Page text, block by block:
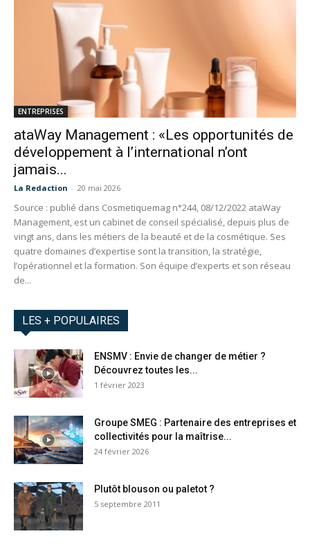
ENTREPRISES
ataWay Management : «Les opportunités de
développement à l’international n’ont
jamais...
La Redaction - 20 mai 2026
Source : publié dans Cosmetiquemag n°244, 08/12/2022 ataWay
Management, est un cabinet de conseil spécialisé, depuis plus de
vingt ans, dans les métiers de la beauté et de la cosmétique. Ses
quatre domaines d’expertise sont la transition, la stratégie,
l’opérationnel et la formation. Son équipe d’experts et son réseau
de...
LES + POPULAIRES
ENSMV : Envie de changer de métier ?
Découvrez toutes les...
1 février 2023
Groupe SMEG : Partenaire des entreprises et
collectivités pour la maîtrise...
24 février 2026
Plutôt blouson ou paletot ?
5 septembre 2011